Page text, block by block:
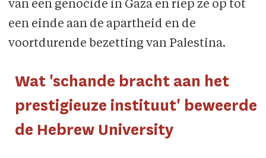
van een genocide in Gaza en riep ze op tot
een einde aan de apartheid en de
voortdurende bezetting van Palestina.
Wat 'schande bracht aan het
prestigieuze instituut' beweerde
de Hebrew University